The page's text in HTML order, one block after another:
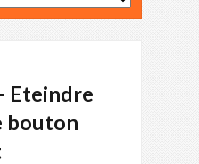
Eteindre
bouton